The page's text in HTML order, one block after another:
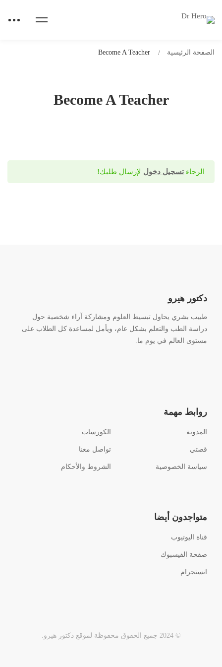
Become A Teacher
الصفحة الرئيسية Become A Teacher
الرجاءتسجيل دخول لإرسال طلبك!
دكتور هيرو
طبيب بشري يحاول تبسيط العلوم ومشاركة آراء شخصية حول
دراسة الطب والتعلم بشكل عام، ويأمل لمساعدة كل الطلاب على
مستوى العالم في يوم ما.
روابط مهمة
المدونة الكورسات
قصتي تواصل معنا
سياسة الخصوصية الشروط والأحكام
متواجدون أيضا
قناة اليوتيوب
صفحة الفيسبوك
انستجرام
© 2024 جميع الحقوق محفوظة لموقع دكتور هيرو.